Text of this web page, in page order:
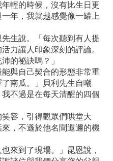
輕的時候，沒有比生日更
年，我就越感覺像一罐上
生說。「每次聽到有人提
力讓人印象深刻的評論。
的祕訣嗎？」
與自己契合的形態非常重
南瓜。」貝利先生自嘲
不過是在每天清醒的四個
容，引得觀眾們哄堂大
，不遜於他名聞遐邇的機
到了現場。」昆恩說，